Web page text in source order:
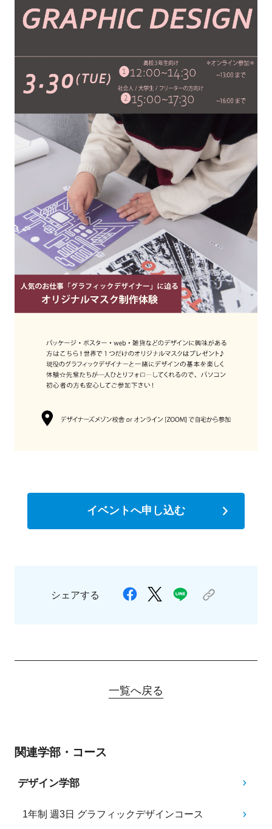
イベントへ申し込む
シェアする
一覧へ戻る
関連学部・コース
デザイン学部
1年制 週3日 グラフィックデザインコース